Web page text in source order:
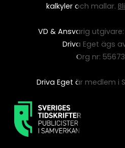
kalkyler och mallar.
VD & Ansvarig
Driva Eget ägs
Org nr:
Driva Eget är medlem i